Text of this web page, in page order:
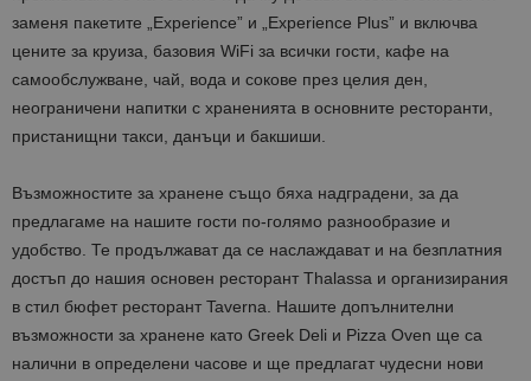
заменя пакетите „Experience” и „Experience Plus” и включва
цените за круиза, базовия WiFi за всички гости, кафе на
самообслужване, чай, вода и сокове през целия ден,
неограничени напитки с храненията в основните ресторанти,
пристанищни такси, данъци и бакшиши.
Възможностите за храненe също бяха надградени, за да
предлагаме на нашите гости по-голямо разнообразие и
удобство. Те продължават да се наслаждават и на безплатния
достъп до нашия основен ресторант Thalassa и организирания
в стил бюфет ресторант Taverna. Нашите допълнителни
възможности за хранене като Greek Deli и Pizza Oven ще са
налични в определени часове и ще предлагат чудесни нови